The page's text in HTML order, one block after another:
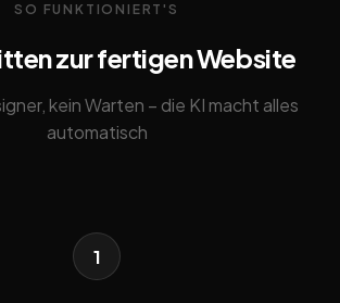
SO FUNKTIONIERT'S
zur fertigen Website
kein Warten – die KI macht alles
automatisch
1